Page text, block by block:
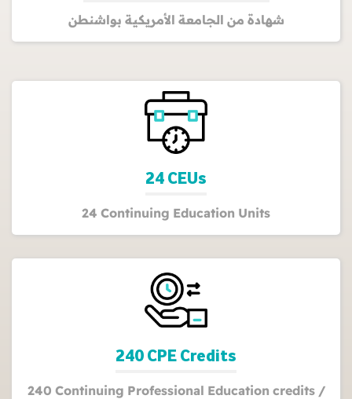
شهادة من الجامعة الأمريكية بواشنطن
24 CEUs
24 Continuing Education Units
240 CPE Credits
240 Continuing Professional Education credits /